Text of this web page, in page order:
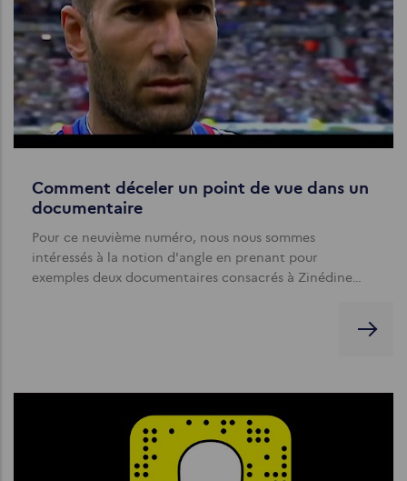
Comment déceler un point de vue dans un
documentaire
Pour ce neuvième numéro, nous nous sommes
intéressés à la notion d'angle en prenant pour
exemples deux documentaires consacrés à Zinédine…